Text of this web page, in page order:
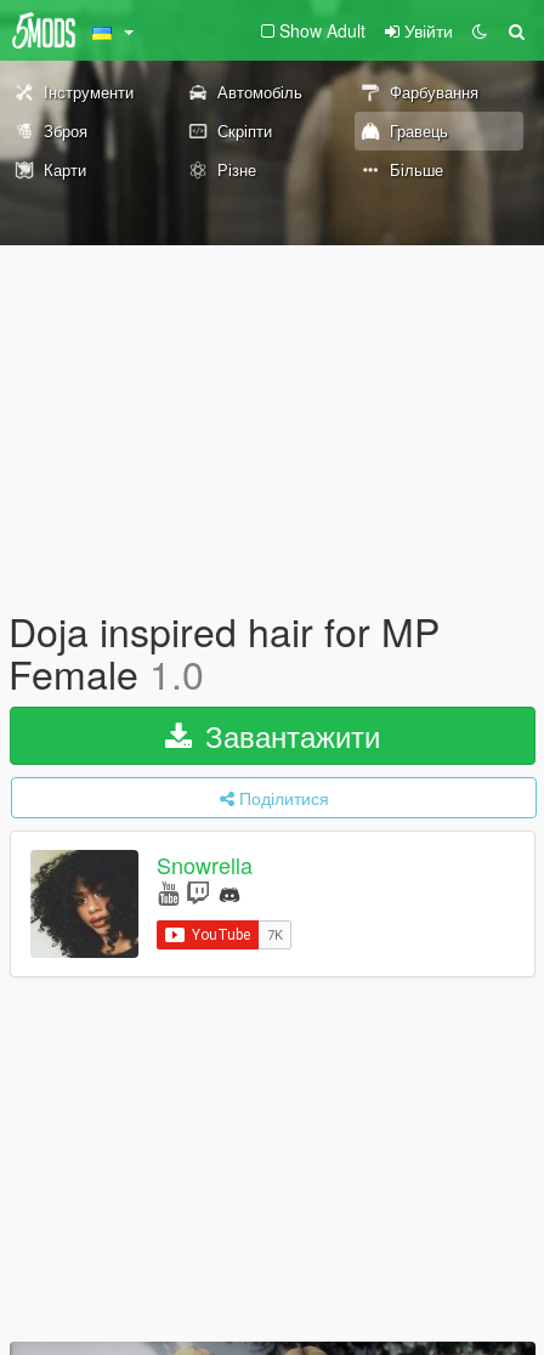
Show Adult Увійти
Інструменти Автомобіль
Фарбування
Зброя
Скріпти
Гравець
Карти
Різне Більше
Doja inspired hair for MP
Female 1.0
Завантажити
Поділитися
Snowrella